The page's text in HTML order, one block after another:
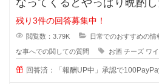
なってくるとやっぱり晩酌
でも糖質などが気
残り3件の回答募集中！
閲覧数：3.79K 日常でのおすすめの
な事へでの関しての質問 お酒 チーズ ワ
回答済：「報酬UP中」承認で